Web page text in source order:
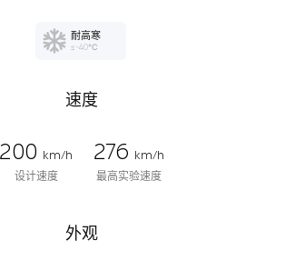
耐高寒
≤-40℃
速度
200
km/h
设计速度
276
km/h
最高实验速度
外观